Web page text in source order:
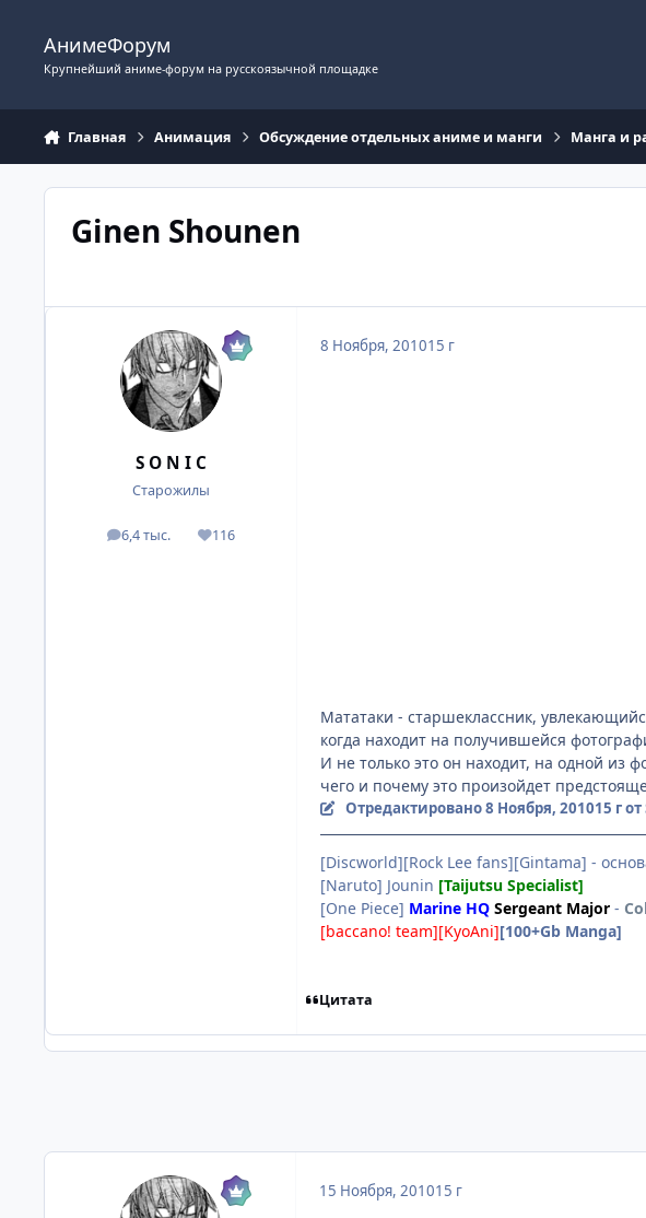
АнимеФорум
Крупнейший аниме-форум на русскоязычной площадке
Главная Анимация Обсуждение отдельных аниме и манги Манга и
Ginen Shounen
S O N I C
Старожилы
6,4 тыс.
посты 116
Репутация
8 Ноября, 201015 г
Мататаки - старшеклассник,
когда находит на получившейся
И не только это он находит, на одной из
чего и почему это произойдет
Отредактировано8 Ноября, 201015 гот
[Discworld][Rock Lee fans][Gintama] -
[Naruto] Jounin [Taijutsu Specialist]
[One Piece] Marine HQ Sergeant Major -
[baccano! team][KyoAni][100+Gb Manga]
Цитата
15 Ноября, 201015 г